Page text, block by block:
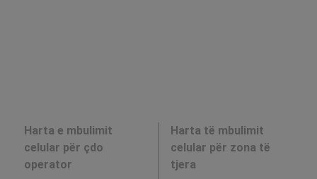
Harta e mbulimit
celular për çdo
operator
Harta të mbulimit
celular për zona të
tjera